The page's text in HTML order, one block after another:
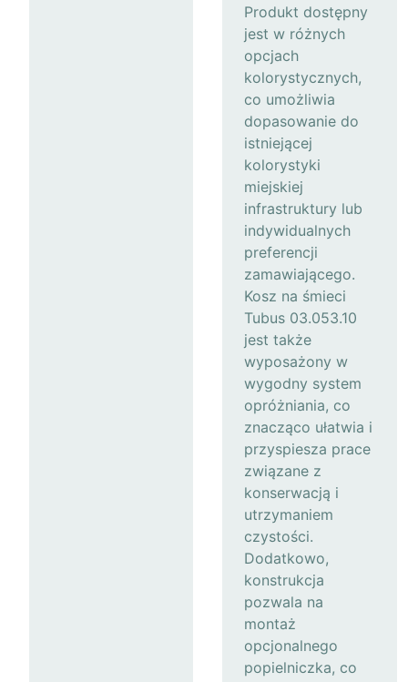
Produkt dostępny
jest w różnych
opcjach
kolorystycznych,
co umożliwia
dopasowanie do
istniejącej
kolorystyki
miejskiej
infrastruktury lub
indywidualnych
preferencji
zamawiającego.
Kosz na śmieci
Tubus 03.053.10
jest także
wyposażony w
wygodny system
opróżniania, co
znacząco ułatwia i
przyspiesza prace
związane z
konserwacją i
utrzymaniem
czystości.
Dodatkowo,
konstrukcja
pozwala na
montaż
opcjonalnego
popielniczka, co